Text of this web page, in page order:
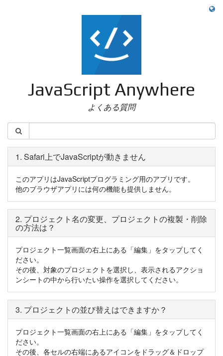
JavaScript Anywhere
よくある質問
1. Safari上でJavaScriptが動きません
このアプリはJavaScriptプログラミング用のアプリです。
他のブラウザアプリには何の機能も提供しません。
2. プロジェクト名の変更、プロジェクトの複製・削除
の方法は？
プロジェクト一覧画面の右上にある「編集」をタップしてく
ださい。
その後、対象のプロジェクトを選択し、表示されるアクショ
ンシートの中から行いたい操作を選択してください。
3. プロジェクトの並び替えはできますか？
プロジェクト一覧画面の右上にある「編集」をタップしてく
ださい。
その後、各セルの右端にあるアイコンをドラッグ＆ドロップ